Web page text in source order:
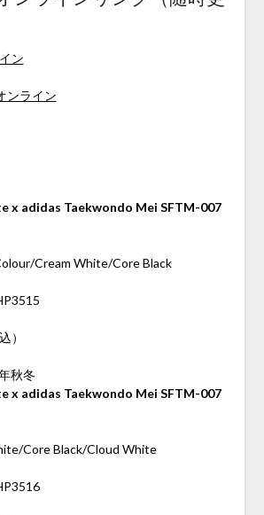
ン
ンライン
x adidas Taekwondo Mei SFTM-007
Cream White/Core Black
）
秋冬
x adidas Taekwondo Mei SFTM-007
Core Black/Cloud White